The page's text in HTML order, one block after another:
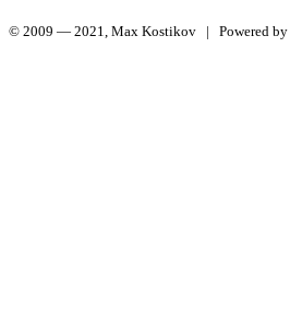
© 2009 — 2021, Max Kostikov | Powered by